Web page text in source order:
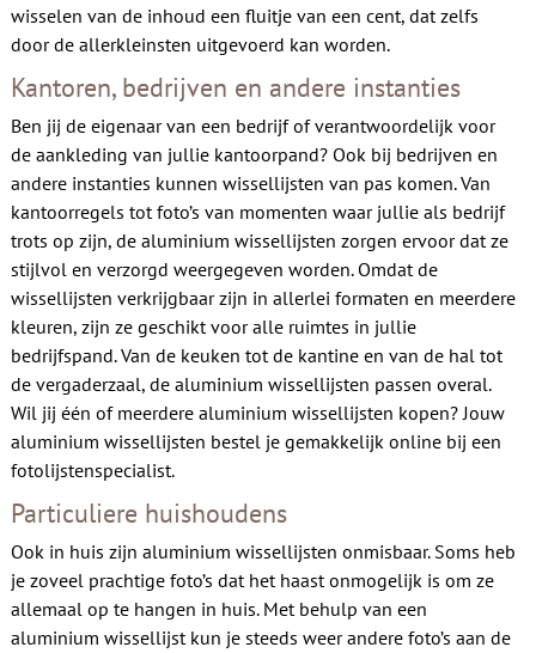
wisselen van de inhoud een fluitje van een cent, dat zelfs
door de allerkleinsten uitgevoerd kan worden.
Kantoren, bedrijven en andere instanties
Ben jij de eigenaar van een bedrijf of verantwoordelijk voor
de aankleding van jullie kantoorpand? Ook bij bedrijven en
andere instanties kunnen wissellijsten van pas komen. Van
kantoorregels tot foto’s van momenten waar jullie als bedrijf
trots op zijn, de aluminium wissellijsten zorgen ervoor dat ze
stijlvol en verzorgd weergegeven worden. Omdat de
wissellijsten verkrijgbaar zijn in allerlei formaten en meerdere
kleuren, zijn ze geschikt voor alle ruimtes in jullie
bedrijfspand. Van de keuken tot de kantine en van de hal tot
de vergaderzaal, de aluminium wissellijsten passen overal.
Wil jij één of meerdere aluminium wissellijsten kopen? Jouw
aluminium wissellijsten bestel je gemakkelijk online bij een
fotolijstenspecialist.
Particuliere huishoudens
Ook in huis zijn aluminium wissellijsten onmisbaar. Soms heb
je zoveel prachtige foto’s dat het haast onmogelijk is om ze
allemaal op te hangen in huis. Met behulp van een
aluminium wissellijst kun je steeds weer andere foto’s aan de